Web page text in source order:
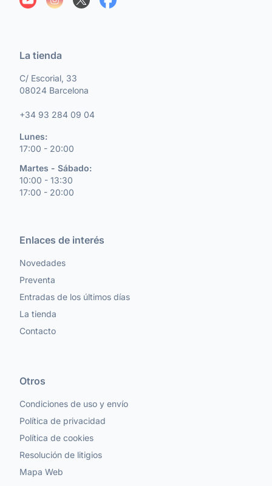
La tienda
C/ Escorial, 33
08024 Barcelona
+34 93 284 09 04
Lunes:
17:00 - 20:00
Martes - Sábado:
10:00 - 13:30
17:00 - 20:00
Enlaces de interés
Novedades
Preventa
Entradas de los últimos días
La tienda
Contacto
Otros
Condiciones de uso y envío
Política de privacidad
Política de cookies
Resolución de litigios
Mapa Web